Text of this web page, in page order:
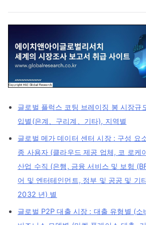
글로벌 플럭스 코팅 브레이징 봉 시장
입별(은계、구리계、기타), 지역별
글로벌 메가 데이터 센터 시장 : 구성 요
종 사용자 (클라우드 제공 업체, 코 로케
산업 수직 (은행, 금융 서비스 및 보험
어 및 엔터테인먼트, 정부 및 공공 및
2032 년) 별
글로벌 P2P 대출 시장 : 대출 유형별 (소